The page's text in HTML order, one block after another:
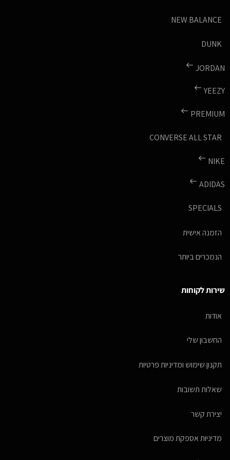
NEW BALANCE
DUNK
JORDAN
YEEZY
PREMIUM
CONVERSE ALL STAR
NIKE
ADIDAS
SPECIALS
הזמנה אישית
הנמכרים ביותר
שירות לקוחות
אודות
החשבון שלי
תקנון שימוש ומדיניות פרטיות
שאלות תשובות
יצירת קשר
מדיניות אספקת מוצרים